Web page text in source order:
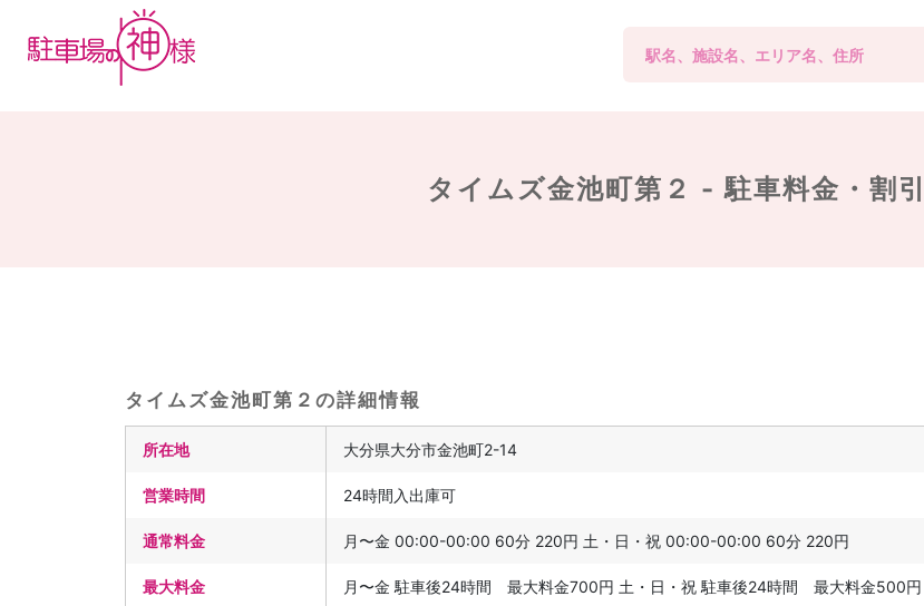
タイムズ金池町第２ -駐車料金・割
タイムズ金池町第２の詳細情報
所在地 大分県大分市金池町2-14
営業時間 24時間入出庫可
通常料金 月〜金 00:00-00:00 60分 220円 土・日・祝 00:00-00:00 60分 220円
最大料金 月〜金 駐車後24時間 最大料金700円 土・日・祝 駐車後24時間 最大料金500円